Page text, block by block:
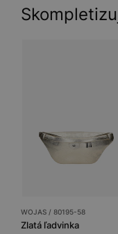
WOJAS / 80195-58
Zlatá ľadvinka